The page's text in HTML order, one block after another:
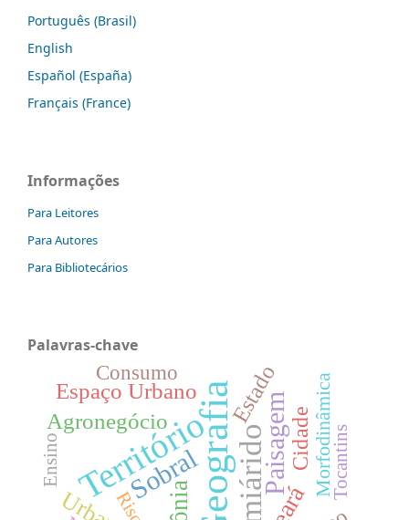
Português (Brasil)
English
Español (España)
Français (France)
Informações
Para Leitores
Para Autores
Para Bibliotecários
Palavras-chave
Geografia
Território Semiárido
Sobral Paisagem
Agronegócio
Espaço Urbano
Cidade
Estado
Consumo
MorfodinâmicaTocantins
Ensino